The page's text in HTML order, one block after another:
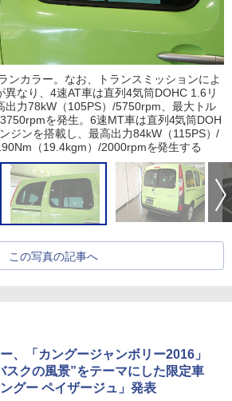
ンカラー。なお、トランスミッションによ
異なり、4速AT車は直列4気筒DOHC 1.6リ
出力78kW（105PS）/5750rpm、最大トル
を発生。6速MT車は直列4気筒DOH
ジンを搭載し、最高出力84kW（115PS）/
（19.4kgm）/2000rpmを発生する
この写真の記事へ
、「カングージャンボリー2016」
スクの風景”をテーマにした限定車
ングー ペイザージュ」発表